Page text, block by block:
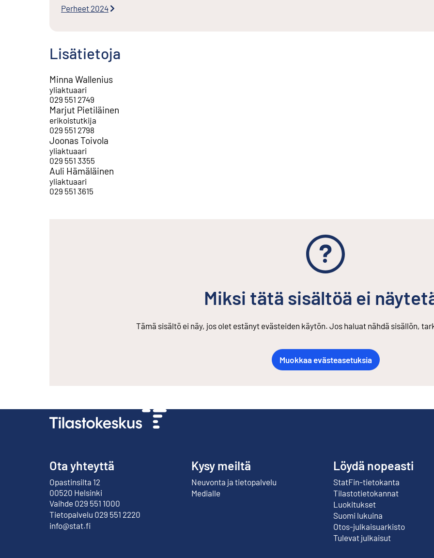
Perheet 2024
Lisätietoja
Minna Wallenius
yliaktuaari
029 551 2749
Marjut Pietiläinen
erikoistutkija
029 551 2798
Joonas Toivola
yliaktuaari
029 551 3355
Auli Hämäläinen
yliaktuaari
029 551 3615
Miksi tätä sisältöä ei
Tämä sisältö ei näy, jos olet estänyt evästeiden käytön. Jos haluat nähdä sisällön,
Muokkaa evästeasetuksia
Ota yhteyttä
Opastinsilta 12
00520 Helsinki
Ulkoinen linkki
Vaihde 029 551 1000
Tietopalvelu 029 551 2220
info@stat.fi
Kysy meiltä
Neuvonta ja tietopalvelu
Medialle
Löydä nopeasti
StatFin-tietokanta
Ulkoinen linkki
Tilastotietokannat
Luokitukset
Suomi lukuina
Otos-julkaisuarkisto
Ulkoinen linkki
Tulevat julkaisut